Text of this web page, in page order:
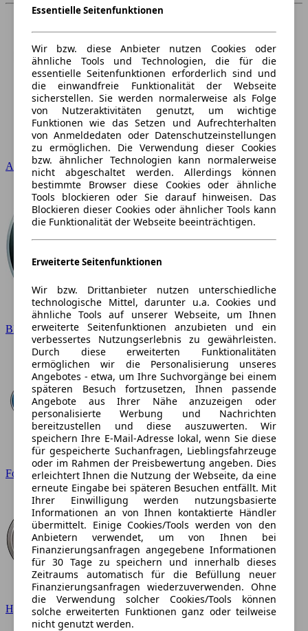
Audi
BMW
Ford
Hyundai
Essentielle Seitenfunktionen
Wir bzw. diese Anbieter nutzen Cookies oder
ähnliche Tools und Technologien, die für die
essentielle Seitenfunktionen erforderlich sind und
die einwandfreie Funktionalität der Webseite
sicherstellen. Sie werden normalerweise als Folge
von Nutzeraktivitäten genutzt, um wichtige
Funktionen wie das Setzen und Aufrechterhalten
von Anmeldedaten oder Datenschutzeinstellungen
zu ermöglichen. Die Verwendung dieser Cookies
bzw. ähnlicher Technologien kann normalerweise
nicht abgeschaltet werden. Allerdings können
bestimmte Browser diese Cookies oder ähnliche
Tools blockieren oder Sie darauf hinweisen. Das
Blockieren dieser Cookies oder ähnlicher Tools kann
die Funktionalität der Webseite beeinträchtigen.
Erweiterte Seitenfunktionen
Wir bzw. Drittanbieter nutzen unterschiedliche
technologische Mittel, darunter u.a. Cookies und
ähnliche Tools auf unserer Webseite, um Ihnen
erweiterte Seitenfunktionen anzubieten und ein
verbessertes Nutzungserlebnis zu gewährleisten.
Durch diese erweiterten Funktionalitäten
ermöglichen wir die Personalisierung unseres
Angebotes - etwa, um Ihre Suchvorgänge bei einem
späteren Besuch fortzusetzen, Ihnen passende
Angebote aus Ihrer Nähe anzuzeigen oder
personalisierte Werbung und Nachrichten
bereitzustellen und diese auszuwerten. Wir
speichern Ihre E-Mail-Adresse lokal, wenn Sie diese
für gespeicherte Suchanfragen, Lieblingsfahrzeuge
oder im Rahmen der Preisbewertung angeben. Dies
erleichtert Ihnen die Nutzung der Webseite, da eine
erneute Eingabe bei späteren Besuchen entfällt. Mit
Ihrer Einwilligung werden nutzungsbasierte
Informationen an von Ihnen kontaktierte Händler
übermittelt. Einige Cookies/Tools werden von den
Anbietern verwendet, um von Ihnen bei
Finanzierungsanfragen angegebene Informationen
für 30 Tage zu speichern und innerhalb dieses
Zeitraums automatisch für die Befüllung neuer
Finanzierungsanfragen wiederzuverwenden. Ohne
die Verwendung solcher Cookies/Tools können
solche erweiterten Funktionen ganz oder teilweise
nicht genutzt werden.